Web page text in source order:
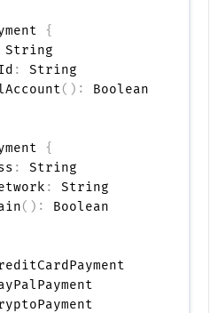
{
String
:
String
( ) :
{
:
String
:
String
( ) :